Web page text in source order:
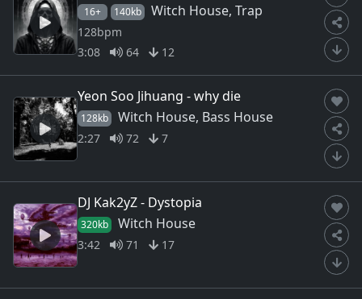
16+ 140kb Witch House, Trap
128bpm
3:08
64 12
Yeon Soo Jihuang - why die
128kb Witch House, Bass House
2:27 72 7
DJ Kak2yZ - Dystopia
320kb Witch House
3:42 71 17